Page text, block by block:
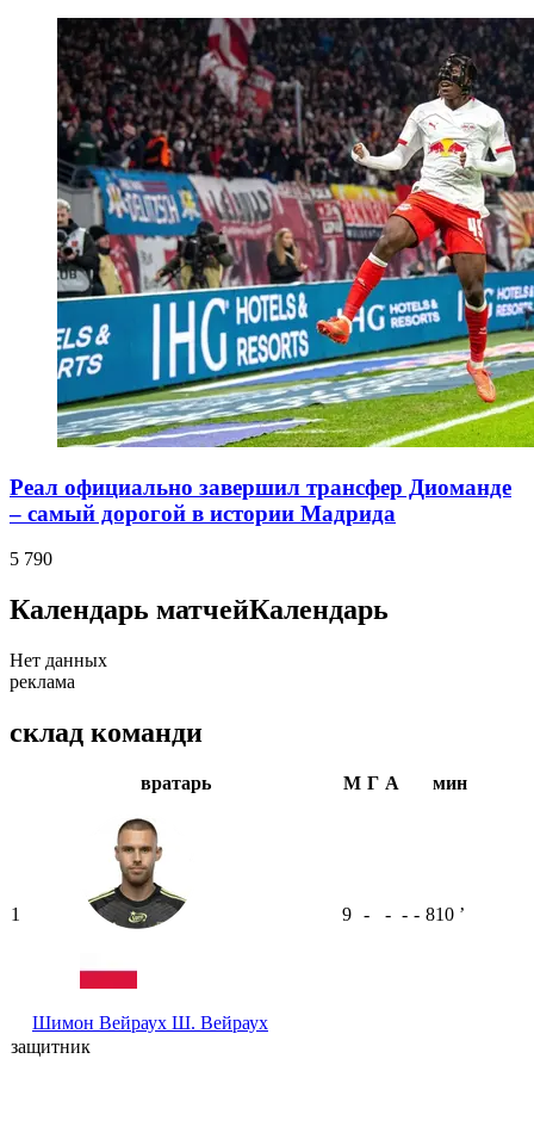
Реал официально завершил трансфер Диоманде
– самый дорогой в истории Мадрида
5 790
Календарь матчейКалендарь
Нет данных
реклама
склад команди
вратарь М Г А мин
1
Шимон Вейраух Ш. Вейраух
9 - - - - 810 ʼ
защитник